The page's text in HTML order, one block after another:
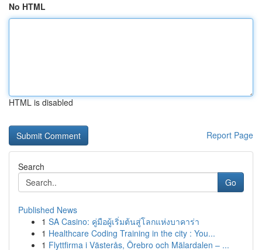
No HTML
HTML is disabled
Report Page
Search
Go
Published News
1 SA Casino: คู่มือผู้เริ่มต้นสู่โลกแห่งบาคาร่า
1 Healthcare Coding Training in the city : You...
1 Flyttfirma i Västerås, Örebro och Mälardalen – ...